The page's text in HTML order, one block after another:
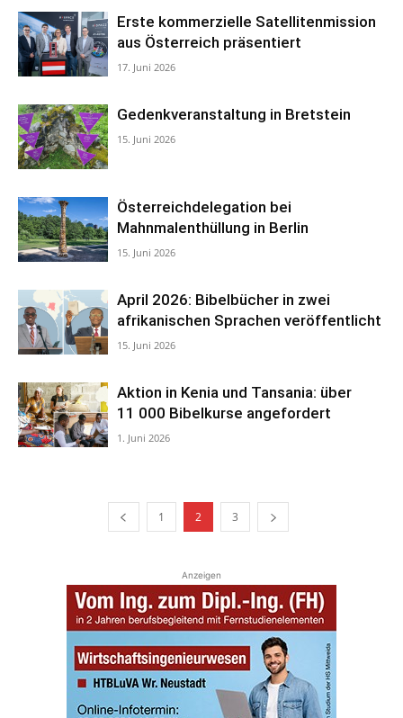
Erste kommerzielle Satellitenmission
aus Österreich präsentiert
17. Juni 2026
Gedenkveranstaltung in Bretstein
15. Juni 2026
Österreichdelegation bei
Mahnmalenthüllung in Berlin
15. Juni 2026
April 2026: Bibelbücher in zwei
afrikanischen Sprachen veröffentlicht
15. Juni 2026
Aktion in Kenia und Tansania: über
11 000 Bibelkurse angefordert
1. Juni 2026
1 2 3
Anzeigen